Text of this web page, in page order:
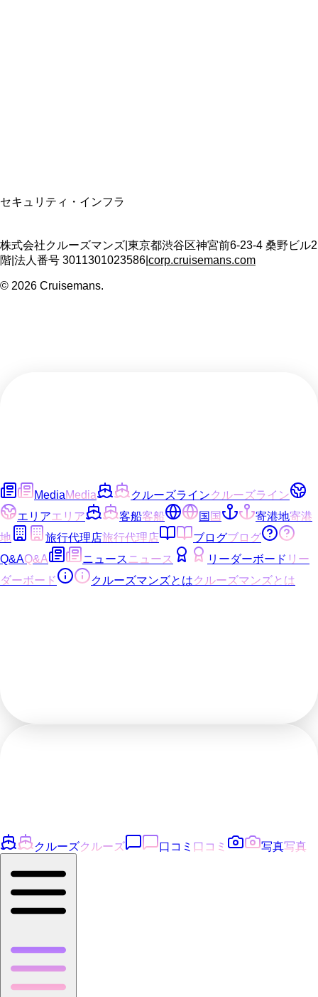
セキュリティ・インフラ
株式会社クルーズマンズ 東京都渋谷区神宮前6-23-4 桑野ビル2
階 法人番号 3011301023586 corp.cruisemans.com
© 2026 Cruisemans.
MediaMedia クルーズラインクルーズライン
エリアエリア 客船客船 国国 寄港地寄港
地
旅行代理店旅行代理店 ブログブログ
Q&AQ&A ニュース ニュース リーダーボード リー
ダーボード
クルーズマンズとはクルーズマンズとは
クルーズクルーズ 口コミ 口コミ 写真写真